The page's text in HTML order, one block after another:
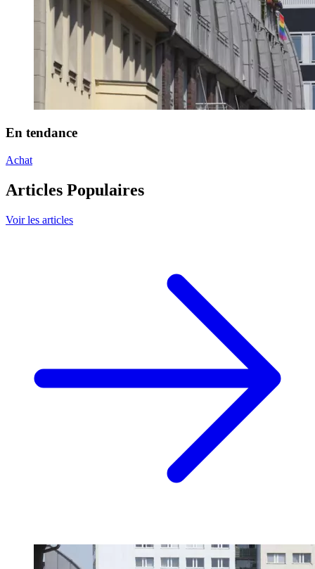
En tendance
Achat
Articles Populaires
Voir les articles